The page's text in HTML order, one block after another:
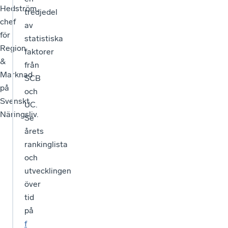
Hedström,
chef
för
Region
&
Marknad
på
Svenskt
Näringsliv.
tredjedel
av
statistiska
faktorer
från
SCB
och
UC.
Se
årets
rankinglista
och
utvecklingen
över
tid
på
f